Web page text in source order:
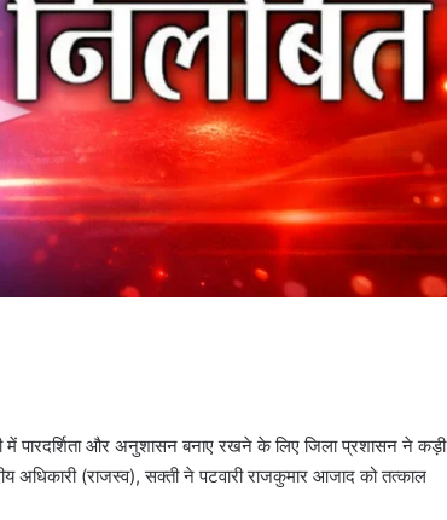
पारदर्शिता और अनुशासन बनाए रखने के लिए जिला प्रशासन ने कड़ी
अधिकारी (राजस्व), सक्ती ने पटवारी राजकुमार आजाद को तत्काल